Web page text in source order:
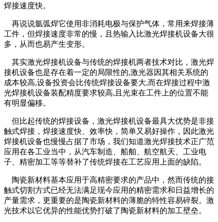
焊接速度快。
再说说氩弧焊它使用非消耗电极与保护气体，常用来焊接薄
工件，但焊接速度非常的慢，且热输入比激光焊接机设备大很
多，从而也易产生变形。
其实激光焊接机设备与传统的焊接机两者技术对比，激光焊
接机设备也是存在着一定的局限性的,激光器因其相关系统的
成本较高,设备投资会比传统焊接设备要大,而在焊接过程中激
光焊接机设备装配精度要求较高,且光束在工件上的位置不能
有明显偏移。
但比起传统的焊接设备，激光焊接机设备最具大优势是非接
触式焊接，焊接速度快、效率快，简单又易好操作，因此激光
焊接机设备也慢慢占据了市场，我们知道激光焊接技术正广范
应用在各工业当中，从汽车制造、船舶、航空航天、工业电
子、精密加工等等替补了传统焊接在工艺应用上面的缺陷。
陶瓷新材料基本应用于高精密要求的产品中，然而传统的接
触式切割方式已经无法满足现今应用的精密需求和日益增长的
产量需求，更重要的是陶瓷新材料的薄脆的特性容易碎裂。激
光技术以它优异的性能优势打破了陶瓷新材料的加工壁垒。